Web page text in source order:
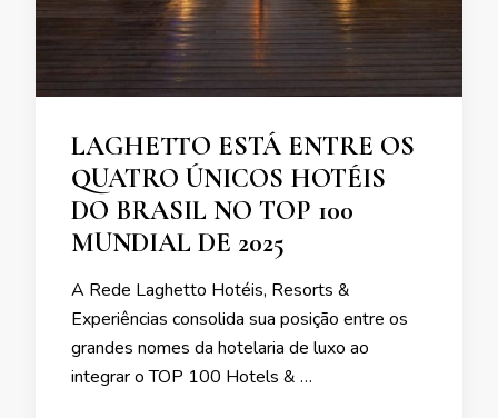
LAGHETTO ESTÁ ENTRE OS
QUATRO ÚNICOS HOTÉIS
DO BRASIL NO TOP 100
MUNDIAL DE 2025
A Rede Laghetto Hotéis, Resorts &
Experiências consolida sua posição entre os
grandes nomes da hotelaria de luxo ao
integrar o TOP 100 Hotels & …